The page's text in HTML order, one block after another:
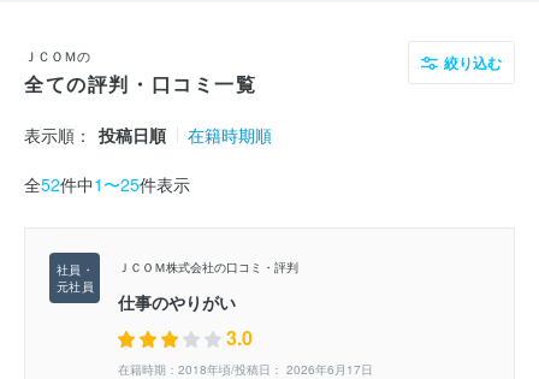
ＪＣＯＭの
全ての評判・口コミ一覧
絞り込む
表示順： 投稿日順 在籍時期順
全52件中1〜25件表示
ＪＣＯＭ株式会社の口コミ・評判
仕事のやりがい
3.0
在籍時期：2018年頃/投稿日： 2026年6月17日